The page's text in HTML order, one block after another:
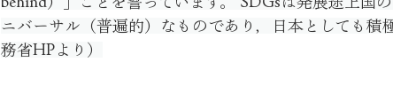
ニバーサル（普遍的）なものであり，日本としても積
務省HPより）